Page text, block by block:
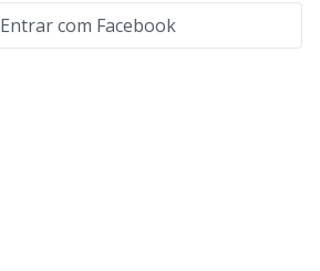
Entrar com Facebook